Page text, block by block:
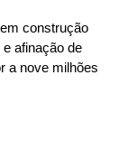
construção
afinação de
a nove milhões